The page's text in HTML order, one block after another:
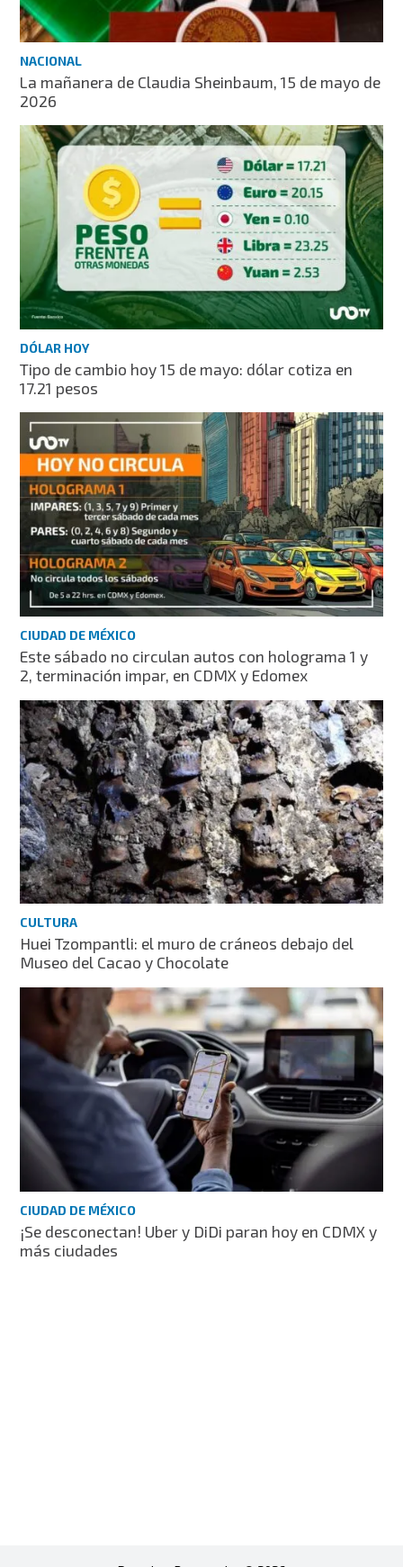
NACIONAL
La mañanera de Claudia Sheinbaum, 15 de mayo de
2026
DÓLAR HOY
Tipo de cambio hoy 15 de mayo: dólar cotiza en
17.21 pesos
CIUDAD DE MÉXICO
Este sábado no circulan autos con holograma 1 y
2, terminación impar, en CDMX y Edomex
CULTURA
Huei Tzompantli: el muro de cráneos debajo del
Museo del Cacao y Chocolate
CIUDAD DE MÉXICO
¡Se desconectan! Uber y DiDi paran hoy en CDMX y
más ciudades